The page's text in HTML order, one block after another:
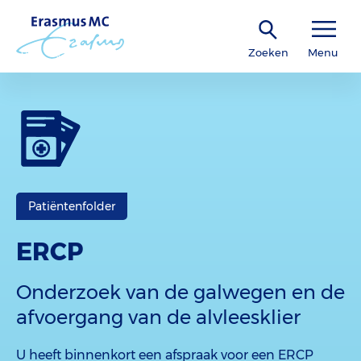
Zoeken Menu
Patiëntenfolder
ERCP
Onderzoek van de galwegen en de
afvoergang van de alvleesklier
U heeft binnenkort een afspraak voor een ERCP